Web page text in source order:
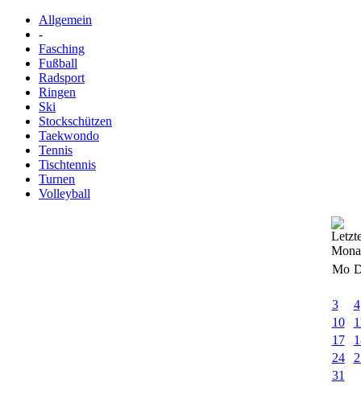
Allgemein
-
Fasching
Fußball
Radsport
Ringen
Ski
Stockschützen
Taekwondo
Tennis
Tischtennis
Turnen
Volleyball
Mo
3
4
10
17
24
31